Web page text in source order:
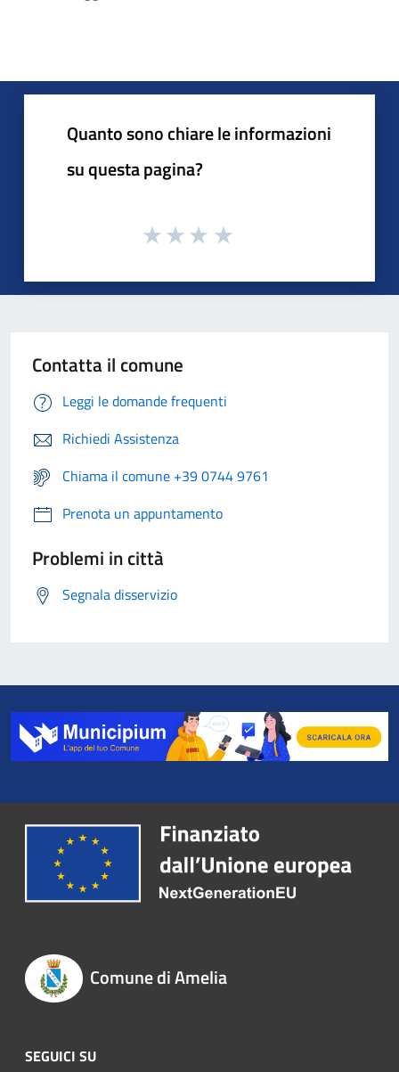
Quanto sono chiare le informazioni
su questa pagina?
Contatta il comune
Leggi le domande frequenti
Richiedi Assistenza
Chiama il comune +39 0744 9761
Prenota un appuntamento
Problemi in città
Segnala disservizio
Comune di Amelia
SEGUICI SU